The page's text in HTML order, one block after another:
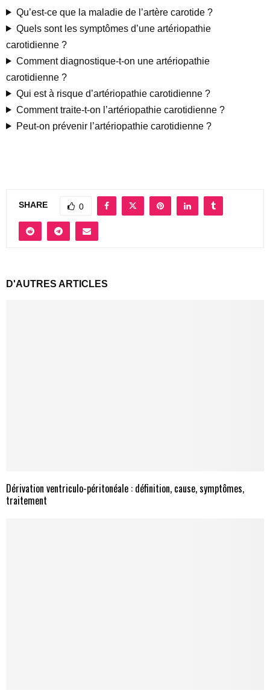
Qu’est-ce que la maladie de l’artère carotide ?
Quels sont les symptômes d’une artériopathie
carotidienne ?
Comment diagnostique-t-on une artériopathie
carotidienne ?
Qui est à risque d’artériopathie carotidienne ?
Comment traite-t-on l’artériopathie carotidienne ?
Peut-on prévenir l’artériopathie carotidienne ?
SHARE 0
D'AUTRES ARTICLES
Dérivation ventriculo-péritonéale : définition, cause, symptômes,
traitement